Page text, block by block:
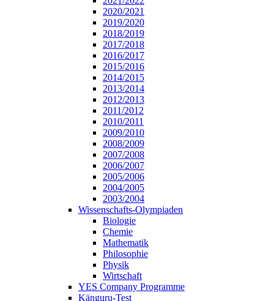
2020/2021
2019/2020
2018/2019
2017/2018
2016/2017
2015/2016
2014/2015
2013/2014
2012/2013
2011/2012
2010/2011
2009/2010
2008/2009
2007/2008
2006/2007
2005/2006
2004/2005
2003/2004
Wissenschafts-Olympiaden
Biologie
Chemie
Mathematik
Philosophie
Physik
Wirtschaft
YES Company Programme
Känguru-Test